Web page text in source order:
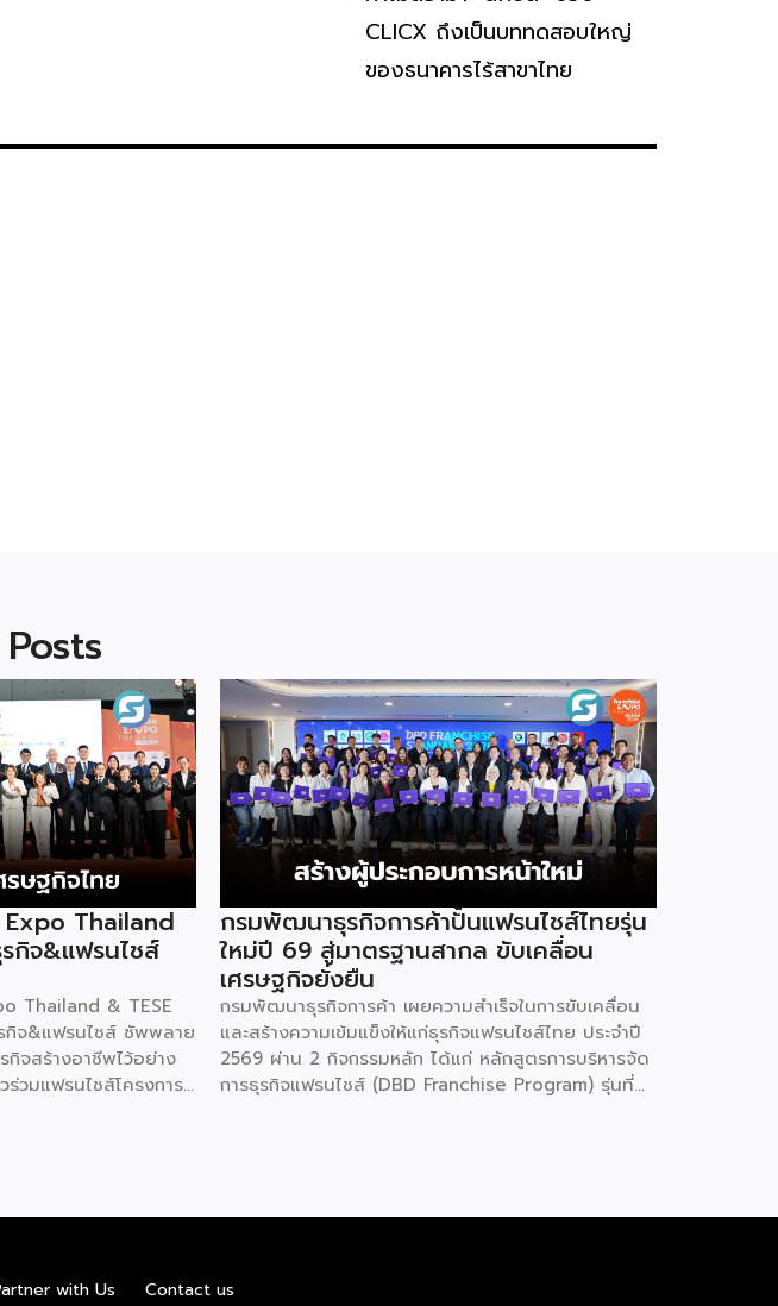
CLICX ถึงเป็นบททดสอบใหญ่
ของธนาคารไร้สาขาไทย
Thailand
กิจ&แฟรนไชส์
Thailand & TESE
จ&แฟรนไชส์ ซัพพลาย
กิจสร้างอาชีพไว้อย่าง
วมแฟรนไชส์โครงการ
วประเทศ พร้อมเสวนา
แพ็คเมืองทองธานี
กรมพัฒนาธุรกิจการค้าปั้นแฟรนไชส์ไทยรุ่น
ใหม่ปี 69 สู่มาตรฐานสากล ขับเคลื่อน
เศรษฐกิจยั่งยืน
กรมพัฒนาธุรกิจการค้า เผยความสำเร็จในการขับเคลื่อน
และสร้างความเข้มแข็งให้แก่ธุรกิจแฟรนไชส์ไทย ประจำปี
2569 ผ่าน 2 กิจกรรมหลัก ได้แก่ หลักสูตรการบริหารจัด
การธุรกิจแฟรนไชส์ (DBD Franchise Program) รุ่นที่
และความน่าเชื่อถือในตลาดโลก นายพูนพงษ์ นัยนาภา
กอบการแฟรนไชส์ใน 2 กิจกรรมว่า “ขอแสดงความยินดี
with Us Contact us